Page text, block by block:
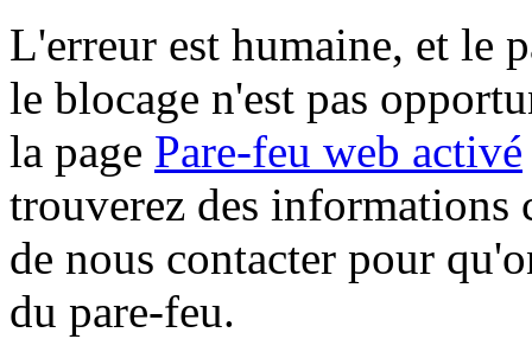
L'erreur est humaine, et le
le blocage n'est pas
la page Pare-feu web activé
trouverez des informations
de nous contacter pour
du pare-feu.